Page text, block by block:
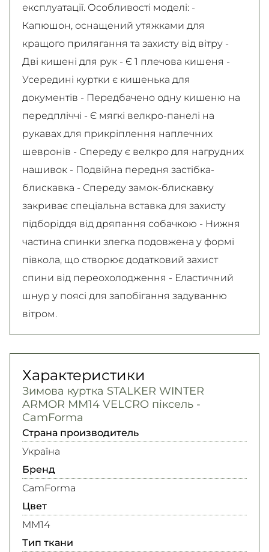
експлуатації. Особливості моделі: -
Капюшон, оснащений утяжками для
кращого прилягання та захисту від вітру -
Дві кишені для рук - Є 1 плечова кишеня -
Усередині куртки є кишенька для
документів - Передбачено одну кишеню на
передпліччі - Є мягкі велкро-панелі на
рукавах для прикріплення наплечних
шевронів - Спереду є велкро для нагрудних
нашивок - Подвійна передня застібка-
блискавка - Спереду замок-блискавку
закриває спеціальна вставка для захисту
підборіддя від дряпання собачкою - Нижня
частина спинки злегка подовжена у формі
півкола, що створює додатковий захист
спини від переохолодження - Еластичний
шнур у поясі для запобігання задуванню
вітром.
Характеристики
Зимова куртка STALKER WINTER
ARMOR ММ14 VELCRO піксель -
CamForma
Страна производитель
Україна
Бренд
CamForma
Цвет
MM14
Тип ткани